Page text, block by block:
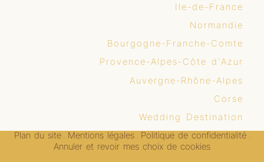
Ile-de-France
Normandie
Bourgogne-Franche-Comte
Provence-Alpes-Côte d'Azur
Auvergne-Rhône-Alpes
Corse
Wedding Destination
Plan du site- Mentions légales- Politique de confidentialité-
Annuler et revoir mes choix de cookies